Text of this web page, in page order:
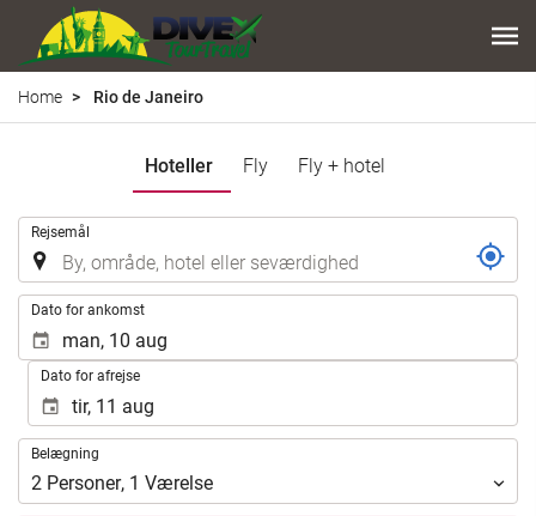
Home Rio de Janeiro
Hoteller Fly Fly + hotel
Rejsemål
Dato for ankomst
Dato for afrejse
Belægning
Belægning
2 Personer, 1 Værelse